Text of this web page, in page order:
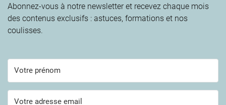
Abonnez-vous à notre newsletter et recevez chaque mois
des contenus exclusifs : astuces, formations et nos
coulisses.